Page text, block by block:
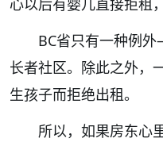
心以后有婴儿直接拒租
BC省只有一种例
长者社区。除此之外，
生孩子而拒绝出租。
所以，如果房东心